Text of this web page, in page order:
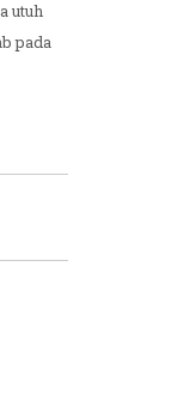
utuh
pada